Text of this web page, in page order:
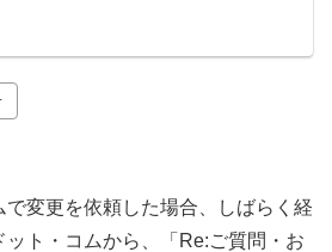
変更を依頼した場合、しばらく経
ット・コムから、「Re:ご質問・お